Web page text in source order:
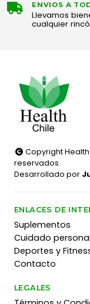
ENVIOS A
Llevamos
cualquier
Copyright
reservados.
Desarrollado por
ENLACES DE
Suplementos
Cuidado personal
Deportes y
Contacto
LEGALES